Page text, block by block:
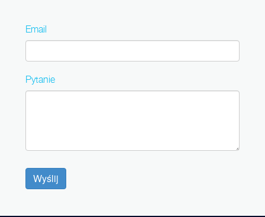
Email
Pytanie
Wyślij